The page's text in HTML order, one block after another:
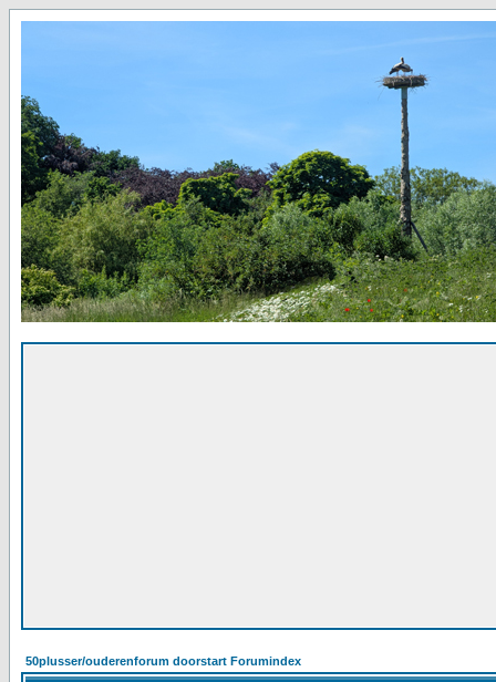
50plusser/ouderenforum doorstart Forumindex